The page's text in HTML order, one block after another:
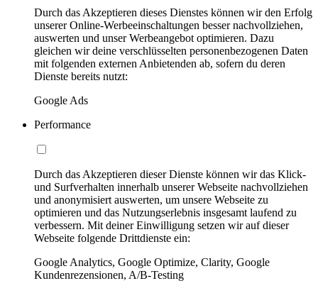
Durch das Akzeptieren dieses Dienstes können wir den Erfolg
unserer Online-Werbeeinschaltungen besser nachvollziehen,
auswerten und unser Werbeangebot optimieren. Dazu
gleichen wir deine verschlüsselten personenbezogenen Daten
mit folgenden externen Anbietenden ab, sofern du deren
Dienste bereits nutzt:
Google Ads
Performance
Durch das Akzeptieren dieser Dienste können wir das Klick-
und Surfverhalten innerhalb unserer Webseite nachvollziehen
und anonymisiert auswerten, um unsere Webseite zu
optimieren und das Nutzungserlebnis insgesamt laufend zu
verbessern. Mit deiner Einwilligung setzen wir auf dieser
Webseite folgende Drittdienste ein:
Google Analytics, Google Optimize, Clarity, Google
Kundenrezensionen, A/B-Testing